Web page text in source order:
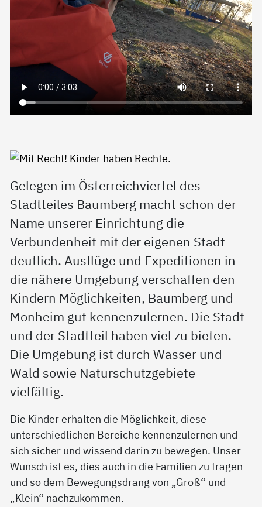
Gelegen im Österreichviertel des
Stadtteiles Baumberg macht schon der
Name unserer Einrichtung die
Verbundenheit mit der eigenen Stadt
deutlich. Ausflüge und Expeditionen in
die nähere Umgebung verschaffen den
Kindern Möglichkeiten, Baumberg und
Monheim gut kennenzulernen. Die Stadt
und der Stadtteil haben viel zu bieten.
Die Umgebung ist durch Wasser und
Wald sowie Naturschutzgebiete
vielfältig.
Die Kinder erhalten die Möglichkeit, diese
unterschiedlichen Bereiche kennenzulernen und
sich sicher und wissend darin zu bewegen. Unser
Wunsch ist es, dies auch in die Familien zu tragen
und so dem Bewegungsdrang von „Groß“ und
„Klein“ nachzukommen.